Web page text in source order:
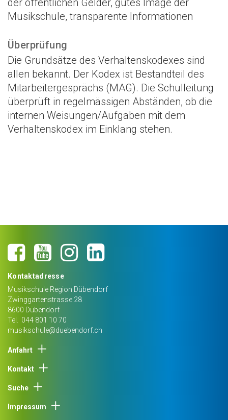
der öffentlichen Gelder, gutes Image der
Musikschule, transparente Informationen
Überprüfung
Die Grundsätze des Verhaltenskodexes sind
allen bekannt. Der Kodex ist Bestandteil des
Mitarbeitergesprächs (MAG). Die Schulleitung
überprüft in regelmässigen Abständen, ob die
internen Weisungen/Aufgaben mit dem
Verhaltenskodex im Einklang stehen.
Kontaktadresse
Musikschule Region Dübendorf
Zwinggartenstrasse 28
8600 Dübendorf
Tel.
044 801 10 70
musikschule@duebendorf.ch
Anfahrt
Kontakt
Suche
Impressum